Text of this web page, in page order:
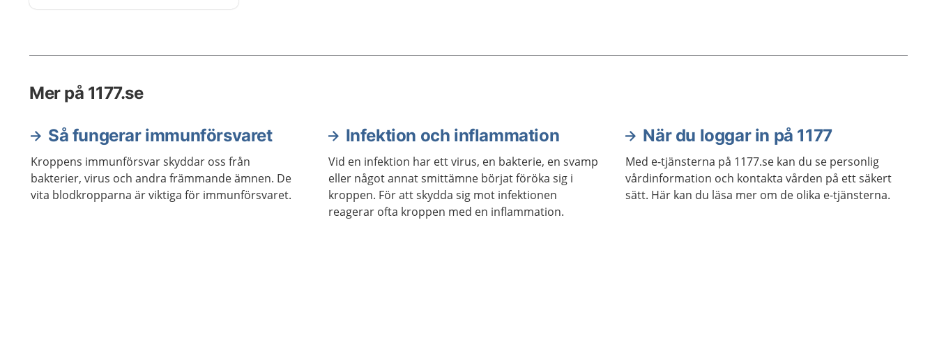
Mer på 1177.se
Så fungerar immunförsvaret
Kroppens immunförsvar skyddar oss från
bakterier, virus och andra främmande ämnen. De
vita blodkropparna är viktiga för immunförsvaret.
Infektion och inflammation
Vid en infektion har ett virus, en bakterie, en svamp
eller något annat smittämne börjat föröka sig i
kroppen. För att skydda sig mot infektionen
reagerar ofta kroppen med en inflammation.
När du loggar in på 1177
Med e-tjänsterna på 1177.se kan du se personlig
vårdinformation och kontakta vården på ett säkert
sätt. Här kan du läsa mer om de olika e-tjänsterna.